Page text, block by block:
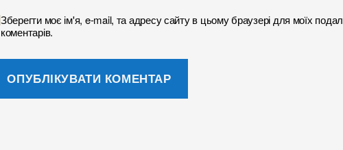
Зберегти моє ім'я, e-mail, та адресу сайту в цьому браузері для моїх
коментарів.